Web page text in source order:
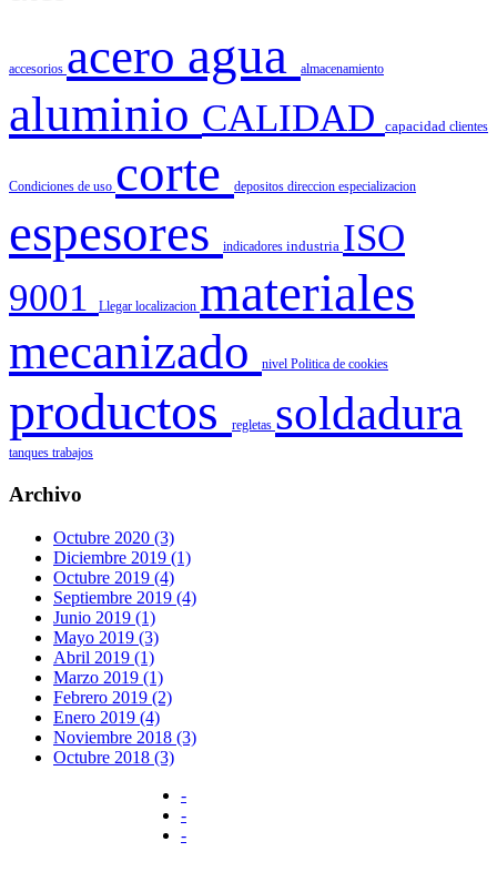
accesorios acero agua almacenamiento
aluminio CALIDAD capacidad clientes
Condiciones de uso corte depositos direccion especializacion
espesores indicadores industria ISO
9001
Llegar localizacion materiales
mecanizado nivel Politica de cookies
productos regletas soldadura
tanques trabajos
Archivo
Octubre 2020 (3)
Diciembre 2019 (1)
Octubre 2019 (4)
Septiembre 2019 (4)
Junio 2019 (1)
Mayo 2019 (3)
Abril 2019 (1)
Marzo 2019 (1)
Febrero 2019 (2)
Enero 2019 (4)
Noviembre 2018 (3)
Octubre 2018 (3)
-
-
-